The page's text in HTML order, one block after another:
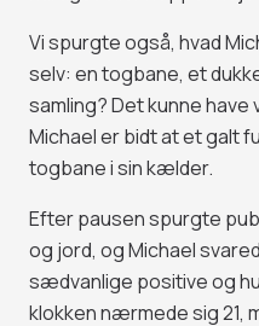
Vi spurgte også, hvad
selv: en togbane, et
samling? Det kunne
Michael er bidt at et galt
togbane i sin kælder.
Efter pausen spurgte
og jord, og Michael
sædvanlige positive og
klokken nærmede sig 21,